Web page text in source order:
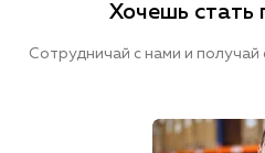
Хочешь стать
Сотрудничай с нами и